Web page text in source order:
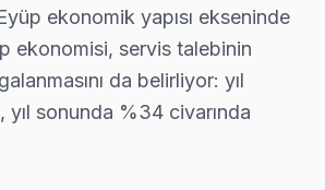
optimizasyonu ve yayın ayarları
oyun konsolu ve harici cihaz
kumanda programlama
televizyon paneli kurulum
ekonomik yapısı ekseninde
ekonomisi, servis talebinin
da belirliyor: yıl
yıl sonunda %34 civarında